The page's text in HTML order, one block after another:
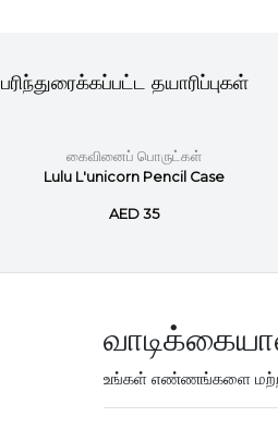
பரிந்துரைக்கப்பட்ட தயாரிப்புகள்
கைவினைப் பொருட்கள்
Lulu L'unicorn Pencil Case
AED 35
உங்கள் எண்ணங்களை மற்ற